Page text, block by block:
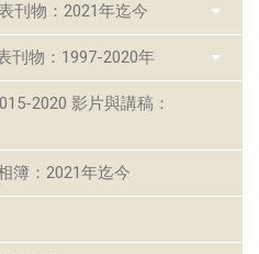
刊物：2021年迄今
刊物：1997-2020年
2020 影片與講稿：
簿：2021年迄今